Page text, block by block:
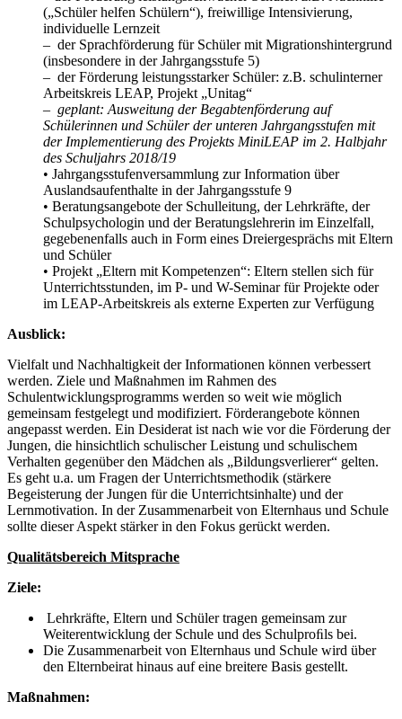
(„Schüler helfen Schülern“), freiwillige Intensivierung,
individuelle Lernzeit
– der Sprachförderung für Schüler mit Migrationshintergrund
(insbesondere in der Jahrgangsstufe 5)
– der Förderung leistungsstarker Schüler: z.B. schulinterner
Arbeitskreis LEAP, Projekt „Unitag“
– geplant: Ausweitung der Begabtenförderung auf
Schülerinnen und Schüler der unteren Jahrgangsstufen mit
der Implementierung des Projekts MiniLEAP im 2. Halbjahr
des Schuljahrs 2018/19
• Jahrgangsstufenversammlung zur Information über
Auslandsaufenthalte in der Jahrgangsstufe 9
• Beratungsangebote der Schulleitung, der Lehrkräfte, der
Schulpsychologin und der Beratungslehrerin im Einzelfall,
gegebenenfalls auch in Form eines Dreiergesprächs mit Eltern
und Schüler
• Projekt „Eltern mit Kompetenzen“: Eltern stellen sich für
Unterrichtsstunden, im P- und W-Seminar für Projekte oder
im LEAP-Arbeitskreis als externe Experten zur Verfügung
Ausblick:
Vielfalt und Nachhaltigkeit der Informationen können verbessert
werden. Ziele und Maßnahmen im Rahmen des
Schulentwicklungsprogramms werden so weit wie möglich
gemeinsam festgelegt und modifiziert. Förderangebote können
angepasst werden. Ein Desiderat ist nach wie vor die Förderung der
Jungen, die hinsichtlich schulischer Leistung und schulischem
Verhalten gegenüber den Mädchen als „Bildungsverlierer“ gelten.
Es geht u.a. um Fragen der Unterrichtsmethodik (stärkere
Begeisterung der Jungen für die Unterrichtsinhalte) und der
Lernmotivation. In der Zusammenarbeit von Elternhaus und Schule
sollte dieser Aspekt stärker in den Fokus gerückt werden.
Qualitätsbereich Mitsprache
Ziele:
Lehrkräfte, Eltern und Schüler tragen gemeinsam zur
Weiterentwicklung der Schule und des Schulproﬁls bei.
Die Zusammenarbeit von Elternhaus und Schule wird über
den Elternbeirat hinaus auf eine breitere Basis gestellt.
Maßnahmen: